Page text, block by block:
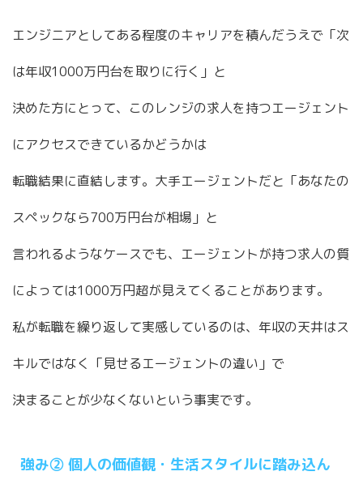
エンジニアとしてある程度のキャリアを積んだうえで「次
は年収1000万円台を取りに行く」と
決めた方にとって、このレンジの求人を持つエージェント
にアクセスできているかどうかは
転職結果に直結します。大手エージェントだと「あなたの
スペックなら700万円台が相場」と
言われるようなケースでも、エージェントが持つ求人の質
によっては1000万円超が見えてくることがあります。
私が転職を繰り返して実感しているのは、年収の天井はス
キルではなく「見せるエージェントの違い」で
決まることが少なくないという事実です。
強み② 個人の価値観・生活スタイルに踏み込ん